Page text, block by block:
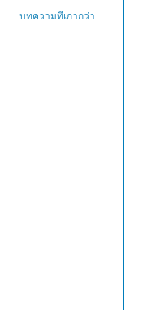
บทความที่เก่ากว่า